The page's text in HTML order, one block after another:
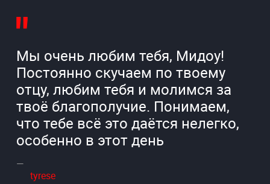
Мы очень любим тебя, Мидоу!
Постоянно скучаем по твоему
отцу, любим тебя и молимся за
твоё благополучие. Понимаем,
что тебе всё это даётся нелегко,
особенно в этот день
tyrese